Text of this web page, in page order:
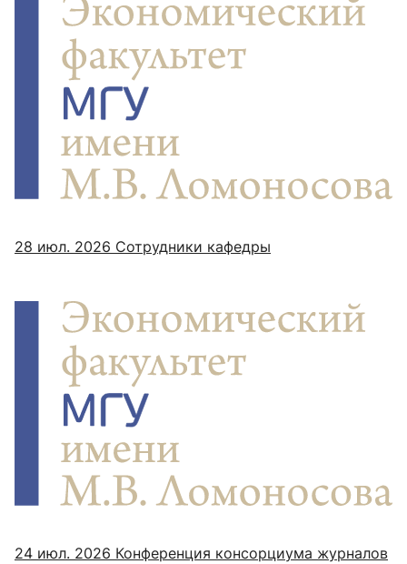
28 июл. 2026 Сотрудники кафедры
24 июл. 2026 Конференция консорциума журналов